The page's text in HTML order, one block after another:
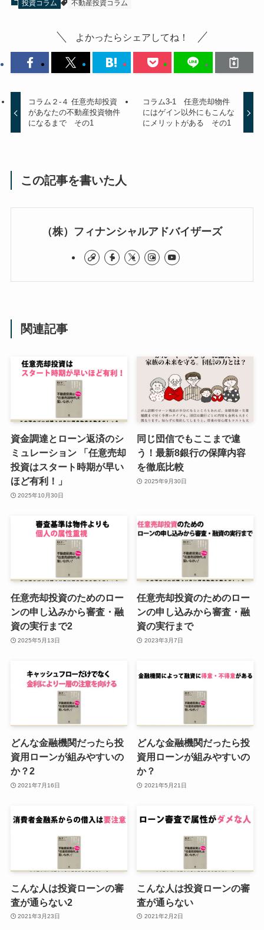
投資コラム 不動産投資コラム
よかったらシェアしてね！
コラム２-４ 任意売却投資
があなたの不動産投資物件
になるまで その1
コラム3-1 任意売却物件
にはゲイン以外にもこんな
にメリットがある その1
この記事を書いた人
（株）フィナンシャルアドバイザーズ
関連記事
資金調達とローン返済のシ
ミュレーション 「任意売却
投資はスタート時期が早い
ほど有利！」
2025年10月30日
同じ団信でもここまで違
う！最新8銀行の保障内容
を徹底比較
2025年9月30日
任意売却投資のためのロー
ンの申し込みから審査・融
資の実行まで2
2025年5月13日
任意売却投資のためのロー
ンの申し込みから審査・融
資の実行まで
2023年3月7日
どんな金融機関だったら投
資用ローンが組みやすいの
か？2
2021年7月16日
どんな金融機関だったら投
資用ローンが組みやすいの
か？
2021年5月21日
こんな人は投資ローンの審
査が通らない2
2021年3月23日
こんな人は投資ローンの審
査が通らない
2021年2月2日